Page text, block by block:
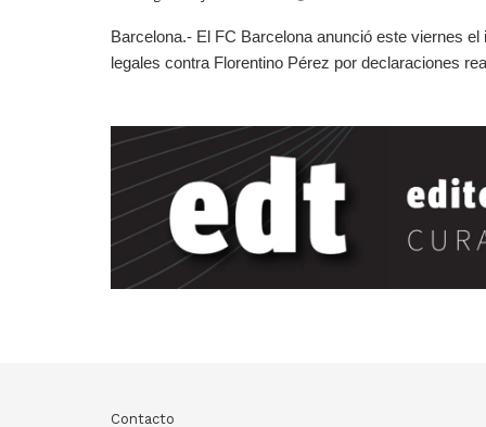
Barcelona.- El FC Barcelona anunció este viernes el
legales contra Florentino Pérez por declaraciones
Contacto